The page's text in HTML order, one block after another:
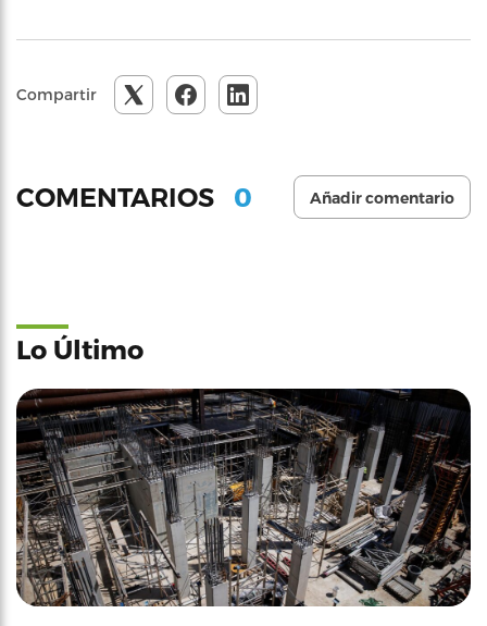
Compartir
COMENTARIOS 0 Añadir comentario
Lo Último